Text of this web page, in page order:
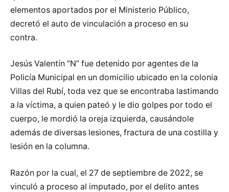
elementos aportados por el Ministerio Público,
decretó el auto de vinculación a proceso en su
contra.
Jesús Valentín “N” fue detenido por agentes de la
Policía Municipal en un domicilio ubicado en la colonia
Villas del Rubí, toda vez que se encontraba lastimando
a la víctima, a quien pateó y le dio golpes por todo el
cuerpo, le mordió la oreja izquierda, causándole
además de diversas lesiones, fractura de una costilla y
lesión en la columna.
Razón por la cual, el 27 de septiembre de 2022, se
vinculó a proceso al imputado, por el delito antes